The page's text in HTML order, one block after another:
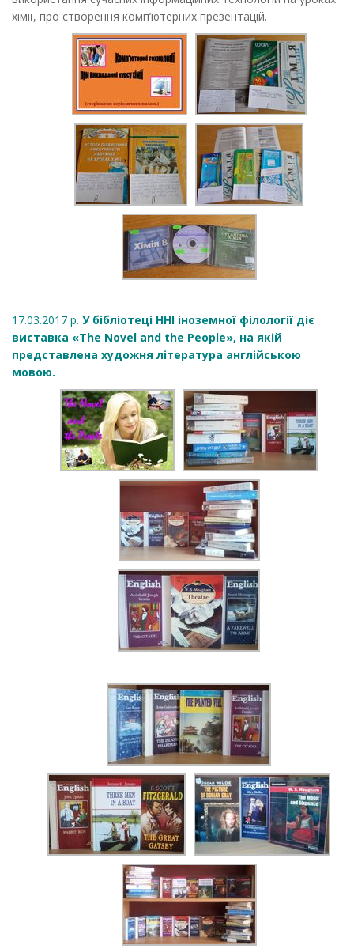
хімії, про створення комп’ютерних презентацій.
17.03.2017 р. У бібліотеці ННІ іноземної філології діє
виставка «The Novel and the People», на якій
представлена художня література англійською
мовою.